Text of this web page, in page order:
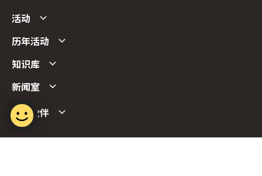
活动
历年活动
知识库
新闻室
合作伙伴